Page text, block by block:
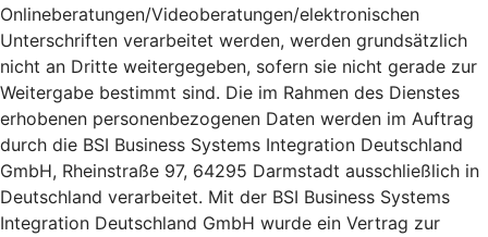
Onlineberatungen/Videoberatungen/elektronischen
Unterschriften verarbeitet werden, werden grundsätzlich
nicht an Dritte weitergegeben, sofern sie nicht gerade zur
Weitergabe bestimmt sind. Die im Rahmen des Dienstes
erhobenen personenbezogenen Daten werden im Auftrag
durch die BSI Business Systems Integration Deutschland
GmbH, Rheinstraße 97, 64295 Darmstadt ausschließlich in
Deutschland verarbeitet. Mit der BSI Business Systems
Integration Deutschland GmbH wurde ein Vertrag zur